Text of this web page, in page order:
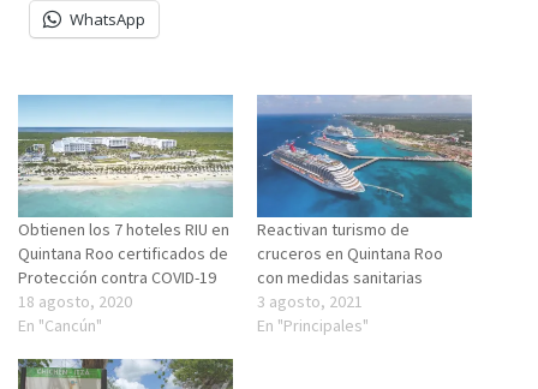
WhatsApp
Obtienen los 7 hoteles RIU en
Quintana Roo certificados de
Protección contra COVID-19
18 agosto, 2020
En "Cancún"
Reactivan turismo de
cruceros en Quintana Roo
con medidas sanitarias
3 agosto, 2021
En "Principales"